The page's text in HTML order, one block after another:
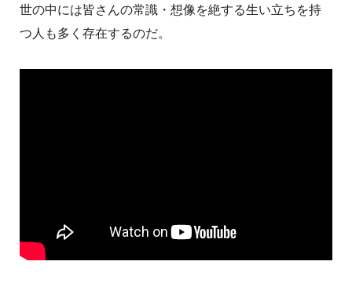
世の中には皆さんの常識・想像を絶する生い立ちを持
つ人も多く存在するのだ。